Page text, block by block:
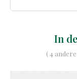
In
( 4